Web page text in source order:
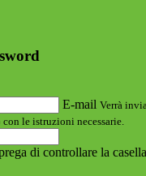
E-mail Verrà
le istruzioni necessarie.
di controllare la